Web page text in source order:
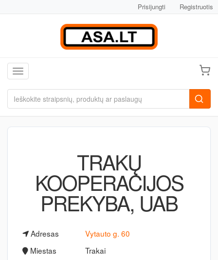
Prisijungti Registruotis
Toggle navigation
TRAKŲ
KOOPERACIJOS
PREKYBA, UAB
Adresas
Vytauto g. 60
Miestas
Trakai